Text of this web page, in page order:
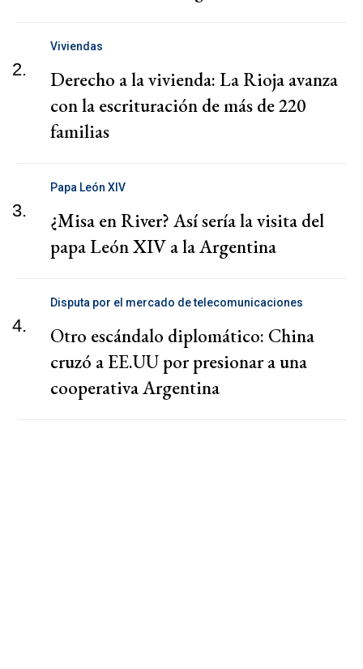
2.
Viviendas
Derecho a la vivienda: La Rioja avanza
con la escrituración de más de 220
familias
3.
Papa León XIV
¿Misa en River? Así sería la visita del
papa León XIV a la Argentina
4.
Disputa por el mercado de telecomunicaciones
Otro escándalo diplomático: China
cruzó a EE.UU por presionar a una
cooperativa Argentina